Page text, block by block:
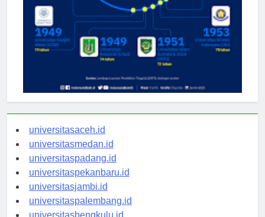
universitasaceh.id
universitasmedan.id
universitaspadang.id
universitaspekanbaru.id
universitasjambi.id
universitaspalembang.id